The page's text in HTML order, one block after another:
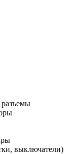
выключатели)